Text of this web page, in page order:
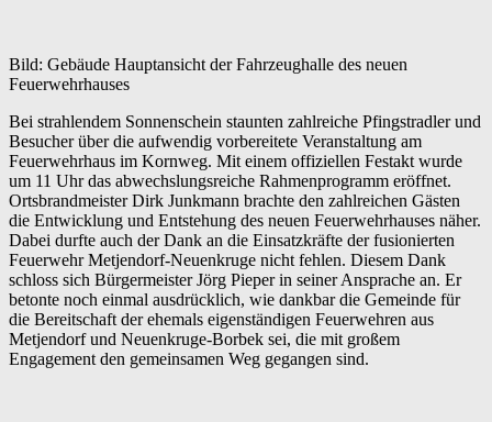
Bild: Gebäude Hauptansicht der Fahrzeughalle des neuen
Feuerwehrhauses
Bei strahlendem Sonnenschein staunten zahlreiche Pfingstradler und
Besucher über die aufwendig vorbereitete Veranstaltung am
Feuerwehrhaus im Kornweg. Mit einem offiziellen Festakt wurde
um 11 Uhr das abwechslungsreiche Rahmenprogramm eröffnet.
Ortsbrandmeister Dirk Junkmann brachte den zahlreichen Gästen
die Entwicklung und Entstehung des neuen Feuerwehrhauses näher.
Dabei durfte auch der Dank an die Einsatzkräfte der fusionierten
Feuerwehr Metjendorf-Neuenkruge nicht fehlen. Diesem Dank
schloss sich Bürgermeister Jörg Pieper in seiner Ansprache an. Er
betonte noch einmal ausdrücklich, wie dankbar die Gemeinde für
die Bereitschaft der ehemals eigenständigen Feuerwehren aus
Metjendorf und Neuenkruge-Borbek sei, die mit großem
Engagement den gemeinsamen Weg gegangen sind.